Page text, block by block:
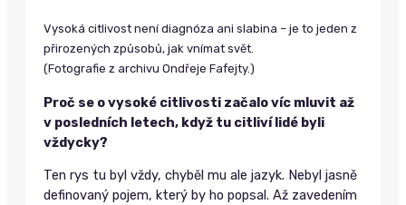
Vysoká citlivost není diagnóza ani slabina – je to jeden z
přirozených způsobů, jak vnímat svět.
(Fotografie z archivu Ondřeje Fafejty.)
Proč se o vysoké citlivosti začalo víc mluvit až
v posledních letech, když tu citliví lidé byli
vždycky?
Ten rys tu byl vždy, chyběl mu ale jazyk. Nebyl jasně
definovaný pojem, který by ho popsal. Až zavedením